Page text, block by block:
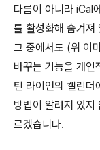
다름이 아니라 iCal
를 활성화해 숨겨져
그 중에서도 (위 이
바꾸는 기능을 개
틴 라이언의 캘린더
방법이 알려져 있지
르겠습니다.